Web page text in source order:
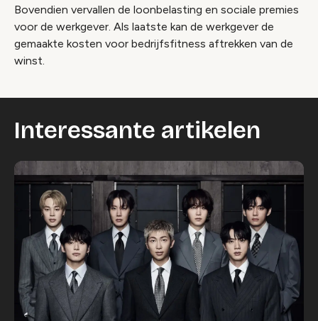
Bovendien vervallen de loonbelasting en sociale premies
voor de werkgever. Als laatste kan de werkgever de
gemaakte kosten voor bedrijfsfitness aftrekken van de
winst.
Interessante artikelen